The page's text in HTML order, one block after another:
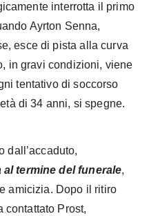
interrotta il primo
Ayrton Senna,
esce di pista alla curva
in gravi condizioni, viene
tentativo di soccorso
di 34 anni, si spegne.
dall’accaduto,
termine del funerale,
amicizia. Dopo il ritiro
contattato Prost,